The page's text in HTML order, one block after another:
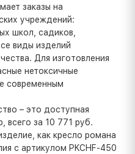
заказы на
учреждений:
школ, садиков,
виды изделий
Для изготовления
нетоксичные
современным
– это доступная
всего за 10 771 руб.
как кресло романа
с артикулом PKCHF-450